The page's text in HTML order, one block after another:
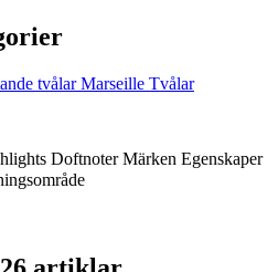
tvålar Marseille Tvålar
Doftnoter Märken Egenskaper